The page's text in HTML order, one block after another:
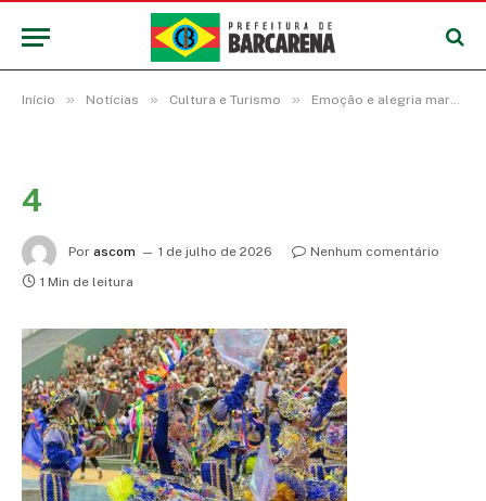
Início » Notícias » Cultura e Turismo » Emoção e alegria marcam o 14º Festival Junino em Barcarena
4
Por ascom 1 de julho de 2026
Nenhum comentário
1 Min de leitura